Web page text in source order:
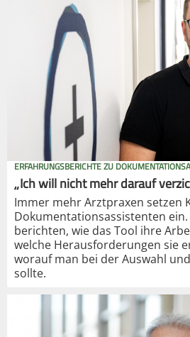
ERFAHRUNGSBERICHTE ZU
„Ich will nicht mehr darauf
Immer mehr Arztpraxen setzen
Dokumentationsassistenten
berichten, wie das Tool ihre
welche Herausforderungen sie
worauf man bei der Auswahl
sollte.